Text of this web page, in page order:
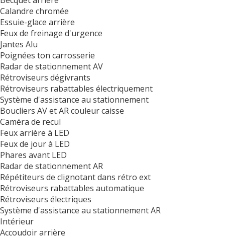
Calandre chromée
Essuie-glace arrière
Feux de freinage d'urgence
Jantes Alu
Poignées ton carrosserie
Radar de stationnement AV
Rétroviseurs dégivrants
Rétroviseurs rabattables électriquement
Système d'assistance au stationnement
Boucliers AV et AR couleur caisse
Caméra de recul
Feux arrière à LED
Feux de jour à LED
Phares avant LED
Radar de stationnement AR
Répétiteurs de clignotant dans rétro ext
Rétroviseurs rabattables automatique
Rétroviseurs électriques
Système d'assistance au stationnement AR
Intérieur
Accoudoir arrière